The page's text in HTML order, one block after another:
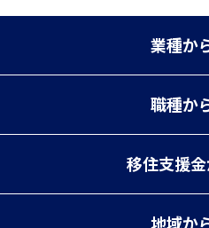
業種か
職種か
移住支援金
地域か